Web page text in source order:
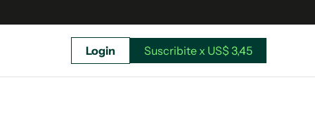
Login Suscribite x US$ 3,45